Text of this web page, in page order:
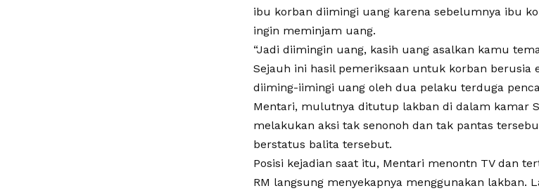
ibu korban diimingi uang karena sebelumnya ibu
ingin meminjam uang.
“Jadi diimingin uang, kasih uang asalkan kamu
Sejauh ini hasil pemeriksaan untuk korban
diiming-iimingi uang oleh dua pelaku terduga
Mentari, mulutnya ditutup lakban di dalam kamar
melakukan aksi tak senonoh dan tak pantas
berstatus balita tersebut.
Posisi kejadian saat itu, Mentari menontn TV dan
RM langsung menyekapnya menggunakan lakban.